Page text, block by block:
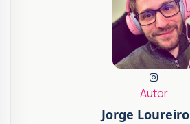
Autor
Jorge Loureiro